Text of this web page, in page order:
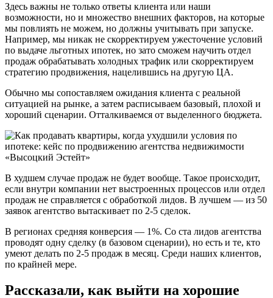
Здесь важны не только ответы клиента или наши
возможности, но и множество внешних факторов, на которые
мы повлиять не можем, но должны учитывать при запуске.
Например, мы никак не скорректируем ужесточение условий
по выдаче льготных ипотек, но зато сможем научить отдел
продаж обрабатывать холодных трафик или скорректируем
стратегию продвижения, нацелившись на другую ЦА.
Обычно мы сопоставляем ожидания клиента с реальной
ситуацией на рынке, а затем расписываем базовый, плохой и
хороший сценарии. Отталкиваемся от выделенного бюджета.
В худшем случае продаж не будет вообще. Такое происходит,
если внутри компании нет выстроенных процессов или отдел
продаж не справляется с обработкой лидов. В лучшем — из 50
заявок агентство вытаскивает по 2-5 сделок.
В регионах средняя конверсия — 1%. Со ста лидов агентства
проводят одну сделку (в базовом сценарии), но есть и те, кто
умеют делать по 2-5 продаж в месяц. Среди наших клиентов,
по крайней мере.
Рассказали, как выйти на хорошие